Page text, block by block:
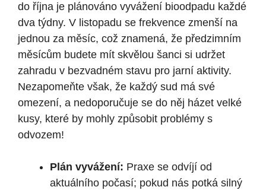
do října je plánováno vyvážení bioodpadu každé
dva týdny. V listopadu se frekvence zmenší na
jednou za měsíc, což znamená, že předzimním
měsícům budete mít skvělou šanci si udržet
zahradu v bezvadném stavu pro jarní aktivity.
Nezapomeňte však, že každý sud má své
omezení, a nedoporučuje se do něj házet velké
kusy, které by mohly způsobit problémy s
odvozem!
Plán vyvážení: Praxe se odvíjí od
aktuálního počasí; pokud nás potká silný